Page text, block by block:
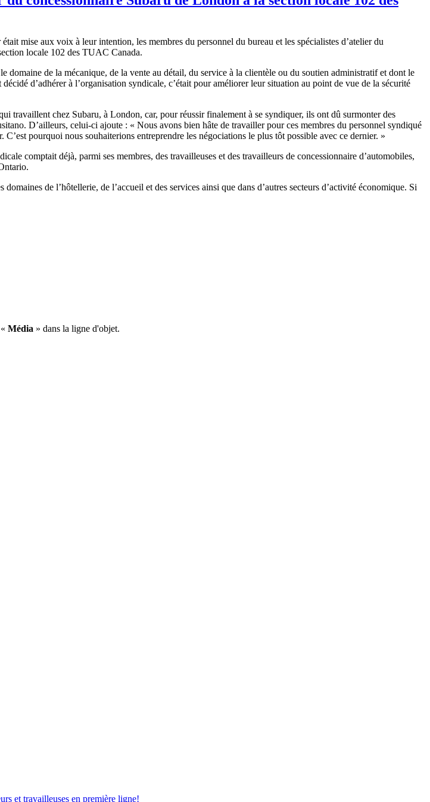
mise aux voix à leur intention, les membres du personnel du bureau et les spécialistes d’atelier du
locale 102 des TUAC Canada.
domaine de la mécanique, de la vente au détail, du service à la clientèle ou du soutien administratif et dont le
d’adhérer à l’organisation syndicale, c’était pour améliorer leur situation au point de vue de la sécurité
travaillent chez Subaru, à London, car, pour réussir finalement à se syndiquer, ils ont dû surmonter des
D’ailleurs, celui-ci ajoute : « Nous avons bien hâte de travailler pour ces membres du personnel syndiqué
pourquoi nous souhaiterions entreprendre les négociations le plus tôt possible avec ce dernier. »
comptait déjà, parmi ses membres, des travailleuses et des travailleurs de concessionnaire d’automobiles,
de l’hôtellerie, de l’accueil et des services ainsi que dans d’autres secteurs d’activité économique. Si
Média » dans la ligne d'objet.
et travailleuses en première ligne!